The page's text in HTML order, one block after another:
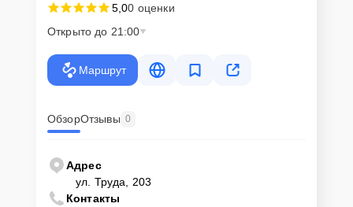
5,00 оценки
Открыто до 21:00
Маршрут
ОбзорОтзывы 0
Адрес
ул. Труда, 203
Контакты